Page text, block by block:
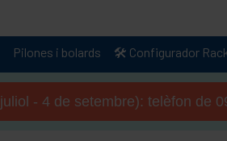
Pilones i bolards 🛠️ Configurador
- 4 de setembre): telèfon de